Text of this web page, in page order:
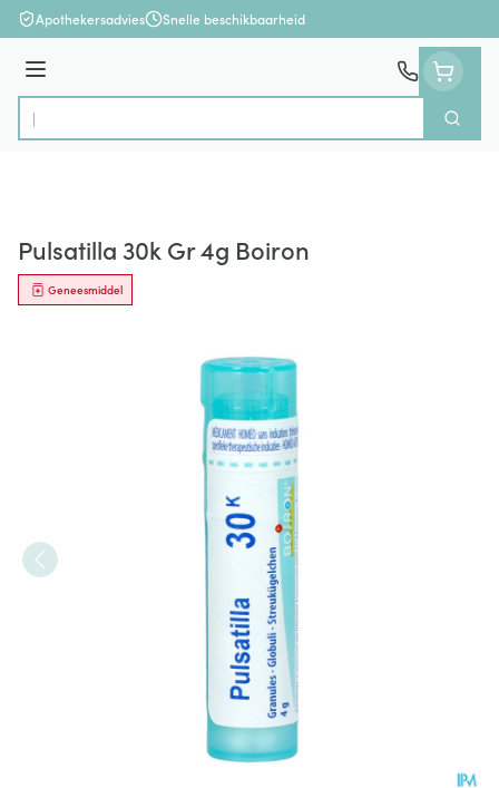
Ga naar de inhoud
Apothekersadvies Snelle beschikbaarheid
Menu
Product, merk, categorie...
Zoek
Pulsatilla 30k Gr 4g Boiron
Geneesmiddel